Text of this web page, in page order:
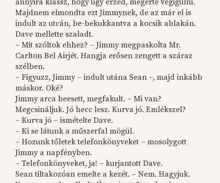
Majdnem elmondta ezt Jimmynek, de az már el is
indult az utcán, be-bekukkantva a kocsik ablakán.
Dave mellette szaladt.
– Mit szóltok ehhez? – Jimmy megpaskolta Mr.
Carlton Bel Airjét. Hangja erősen zengett a száraz
szélben.
– Figyuzz, Jimmy – indult utána Sean –, majd inkább
máskor. Oké?
Jimmy arca beesett, megfakult. – Mi van?
Megcsináljuk. Jó hecc lesz. Kurva jó. Emlékszel?
– Kurva jó – ismételte Dave.
– Ki se látunk a műszerfal mögül.
– Hozunk tőletek telefonkönyveket – mosolygott
Jimmy a napfényben.
– Telefonkönyveket, ja! – kurjantott Dave.
Sean tiltakozóan emelte a kezét. – Nem. Hagyjuk.